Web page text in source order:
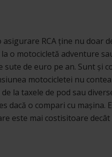
RCA ține nu doar
o motocicletă adventure
sute de euro pe an. Sunt și
motocicletei nu
la taxele de pod sau
dacă o compari cu mașina.
este mai costisitoare decât